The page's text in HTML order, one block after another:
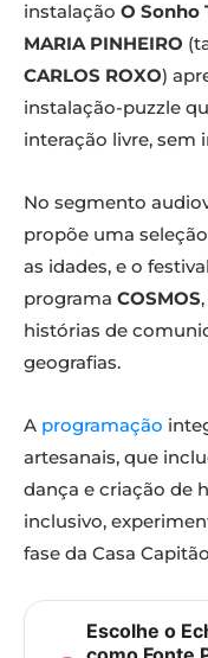
instalação O Sonho
MARIA PINHEIRO
CARLOS ROXO)
instalação-puzzle
interação livre, sem
No segmento
propõe uma
as idades, e o festival
programa COSMOS
histórias de
geografias.
A programação
artesanais, que
dança e criação de
inclusivo,
fase da Casa
Escolhe o